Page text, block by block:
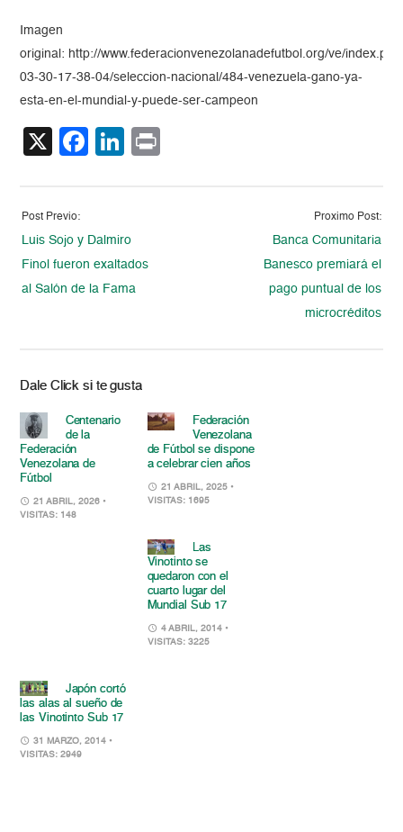
Imagen
original: http://www.federacionvenezolanadefutbol.org/ve/
03-30-17-38-04/seleccion-nacional/484-venezuela-gano-ya-
esta-en-el-mundial-y-puede-ser-campeon
X Facebook
LinkedIn
Post Previo:
Luis Sojo y Dalmiro
Finol fueron exaltados
al Salón de la Fama
Proximo Post:
Banca Comunitaria
Banesco premiará el
pago puntual de los
microcréditos
Dale Click si te gusta
Centenario
de la
Federación
Venezolana de
Fútbol
21 ABRIL, 2026 •
VISITAS: 148
Federación
Venezolana
de Fútbol se dispone
a celebrar cien años
21 ABRIL, 2025 •
VISITAS: 1695
Las
Vinotinto se
quedaron con el
cuarto lugar del
Mundial Sub 17
4 ABRIL, 2014 •
VISITAS: 3225
Japón cortó
las alas al sueño de
las Vinotinto Sub 17
31 MARZO, 2014 •
VISITAS: 2949